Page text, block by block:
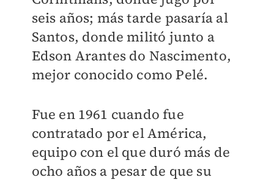
seis años; más tarde pasaría al
Santos, donde militó junto a
Edson Arantes do Nascimento,
mejor conocido como Pelé.
Fue en 1961 cuando fue
contratado por el América,
equipo con el que duró más de
ocho años a pesar de que su